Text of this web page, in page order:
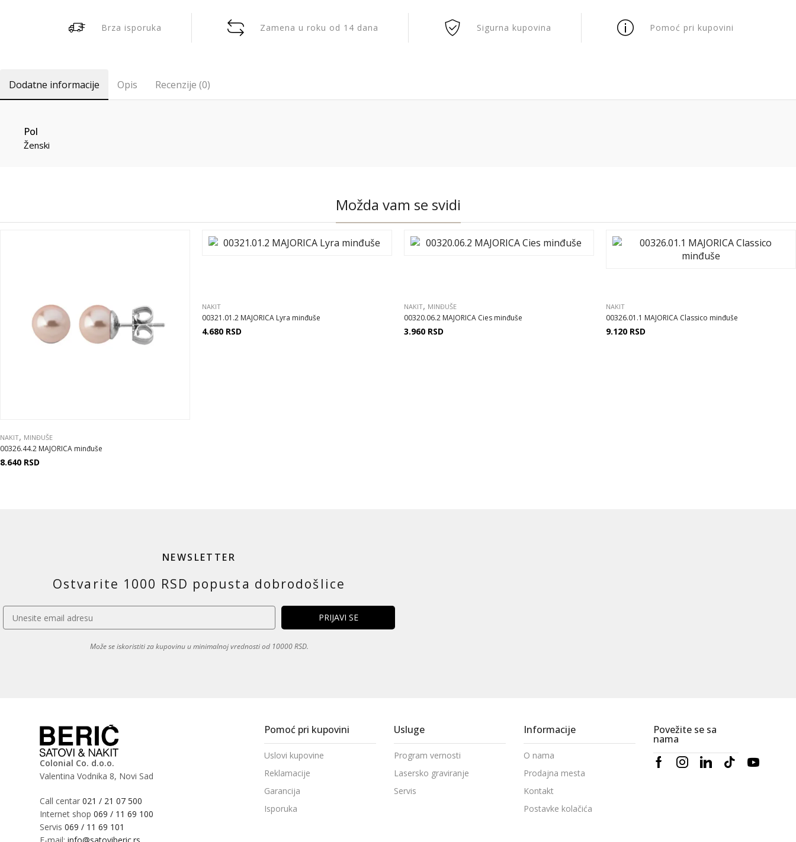
Brza isporuka Zamena u roku od 14 dana Sigurna kupovina Pomoć pri kupovini
Dodatne informacije Opis Recenzije (0)
Pol
Ženski
Možda vam se svidi
NAKIT, MINĐUŠE
00326.44.2 MAJORICA minđuše
8.640 RSD
NAKIT
00321.01.2 MAJORICA Lyra minđuše
4.680 RSD
NAKIT, MINĐUŠE
00320.06.2 MAJORICA Cies minđuše
3.960 RSD
NAKIT
00326.01.1 MAJORICA Classico minđuše
9.120 RSD
NEWSLETTER
Ostvarite 1000 RSD popusta dobrodošlice
Može se iskoristiti za kupovinu u minimalnoj vrednosti od 10000 RSD.
Colonial Co. d.o.o.
Valentina Vodnika 8, Novi Sad
Call centar021 / 21 07 500
Internet shop069 / 11 69 100
Servis069 / 11 69 101
Pomoć pri kupovini
Uslovi kupovine
Reklamacije
Garancija
Isporuka
Usluge
Program vernosti
Lasersko graviranje
Servis
Informacije
O nama
Prodajna mesta
Kontakt
Postavke kolačića
Povežite se sa
nama